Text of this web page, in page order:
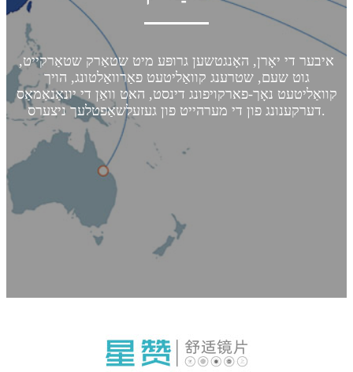
איבער די יאָרן, האָנגטשען גרופּע מיט שטאַרק שטאַרקייט,
גוט שעם, שטרענג קוואַליטעט פאַרוואַלטונג, הויך
קוואַליטעט נאָך-פארקויפונג דינסט, האט וואַן די יונאַנאַמאַס
דערקענונג פון די מערהייט פון געזעלשאַפטלעך ניצערס.